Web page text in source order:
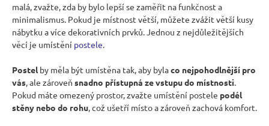
malá, zvažte, zda by bylo lepší se zaměřit na funkčnost a
minimalismus. Pokud je místnost větší, můžete zvážit větší kusy
nábytku a více dekorativních prvků. Jednou z nejdůležitějších
věcí je umístění postele
Postel by měla být umístěna tak, aby bylaco nejpohodlnější pro
vás , ale zároveň snadno přístupná ze vstupu do místnosti
Pokud máte omezený prostor, zvažte umístění postele podél
stěny nebo do rohu , což ušetří místo a zároveň zachová komfort.
HLEDAT
D
o
p